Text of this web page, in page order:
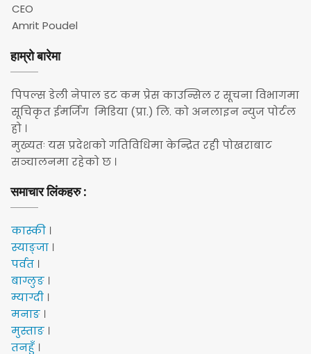
CEO
Amrit Poudel
हाम्रो बारेमा
पिपल्स डेली नेपाल डट कम प्रेस काउन्सिल र सूचना विभागमा
सूचिकृत ईमर्जिंग मिडिया (प्रा.) लि. को अनलाइन न्युज पोर्टल
हो ।
मुख्यतः यस प्रदेशको गतिविधिमा केन्द्रित रही पोखराबाट
सञ्चालनमा रहेको छ ।
समाचार लिंकहरु :
कास्की ।
स्याङ्जा ।
पर्वत ।
बाग्लुङ ।
म्याग्दी ।
मनाङ ।
मुस्ताङ ।
तनहुँ ।